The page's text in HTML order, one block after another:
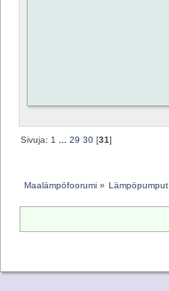
Sivuja: 1 ...29 30 [31]
Maalämpöfoorumi» Lämpöpumput